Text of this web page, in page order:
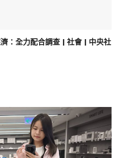
：全力配合調查 | 社會 | 中央社